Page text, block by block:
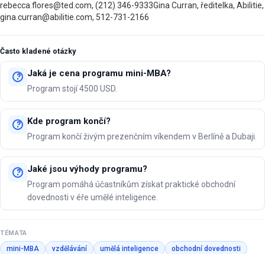
rebecca.flores@ted.com, (212) 346-9333Gina Curran, ředitelka, Abilitie,
gina.curran@abilitie.com, 512-731-2166
Často kladené otázky
Jaká je cena programu mini-MBA?
Program stojí 4500 USD.
Kde program končí?
Program končí živým prezenčním víkendem v Berlíně a Dubaji.
Jaké jsou výhody programu?
Program pomáhá účastníkům získat praktické obchodní
dovednosti v éře umělé inteligence.
TÉMATA
mini-MBA vzdělávání umělá inteligence obchodní dovednosti